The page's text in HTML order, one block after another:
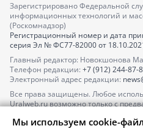
Зарегистрировано Федеральной
информационных технологий и
(Роскомнадзор)
Регистрационный номер и дата
серия Эл № ФС77-82000от
Главный редактор: Новокшонова
Телефон редакции: +7 (912) 244-87-
Электронный адрес редакции:
Все права защищены. Любое
Uralweb.ru возможно только с
По вопросам размещения рекламы
Мы используем cookie-